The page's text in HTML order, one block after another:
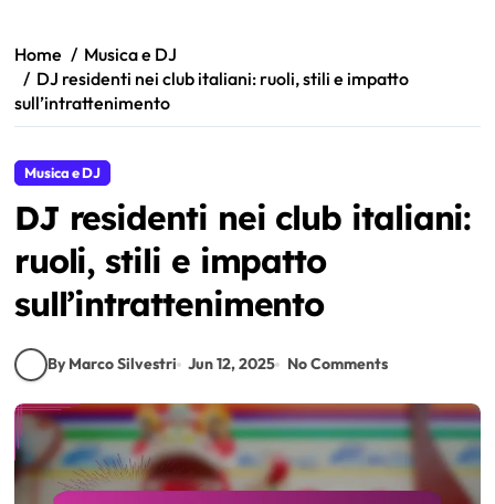
content
Home
Musica e DJ
DJ residenti nei club italiani: ruoli, stili e impatto
sull’intrattenimento
Musica e DJ
DJ residenti nei club italiani:
ruoli, stili e impatto
sull’intrattenimento
By Marco Silvestri Jun 12, 2025 No Comments